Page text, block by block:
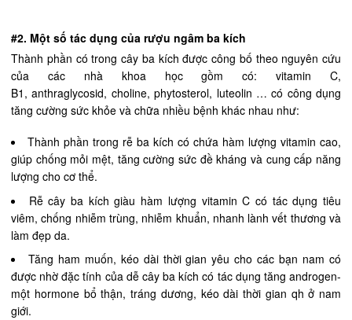
#2. Một số tác dụng của rượu ngâm ba kích
Thành phần có trong cây ba kích được công bố theo nguyên cứu
của các nhà khoa học gồm có: vitamin C,
B1, anthraglycosid, choline, phytosterol, luteolin … có công dụng
tăng cường sức khỏe và chữa nhiều bệnh khác nhau như:
Thành phần trong rễ ba kích có chứa hàm lượng vitamin cao,
giúp chống mỏi mệt, tăng cường sức đề kháng và cung cấp năng
lượng cho cơ thể.
Rễ cây ba kích giàu hàm lượng vitamin C có tác dụng tiêu
viêm, chống nhiễm trùng, nhiễm khuẩn, nhanh lành vết thương và
làm đẹp da.
Tăng ham muốn, kéo dài thời gian yêu cho các bạn nam có
được nhờ đặc tính của dễ cây ba kích có tác dụng tăng androgen-
một hormone bổ thận, tráng dương, kéo dài thời gian qh ở nam
giới.